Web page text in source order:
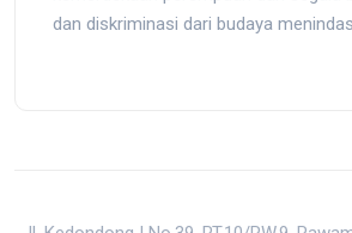
dan diskriminasi dari budaya